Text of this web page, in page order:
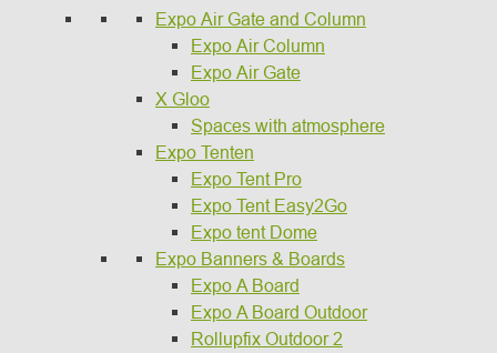
Expo Air Gate and Column
Expo Air Column
Expo Air Gate
X Gloo
Spaces with atmosphere
Expo Tenten
Expo Tent Pro
Expo Tent Easy2Go
Expo tent Dome
Expo Banners & Boards
Expo A Board
Expo A Board Outdoor
Rollupfix Outdoor 2